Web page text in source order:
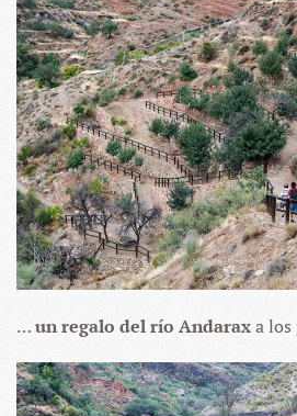
…un regalo del río Andaraxa los